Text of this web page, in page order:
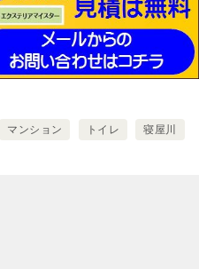
マンション トイレ 寝屋川